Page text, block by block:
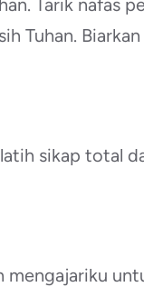
Tarik nafas
Tuhan.
sikap total